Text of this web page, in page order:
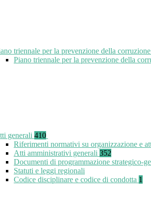
triennale per la prevenzione della
Piano triennale per la prevenzione della
generali 410
Riferimenti normativi su organizzazione e
Atti amministrativi generali 352
Documenti di programmazione strategico-
Statuti e leggi regionali
Codice disciplinare e codice di condotta 1